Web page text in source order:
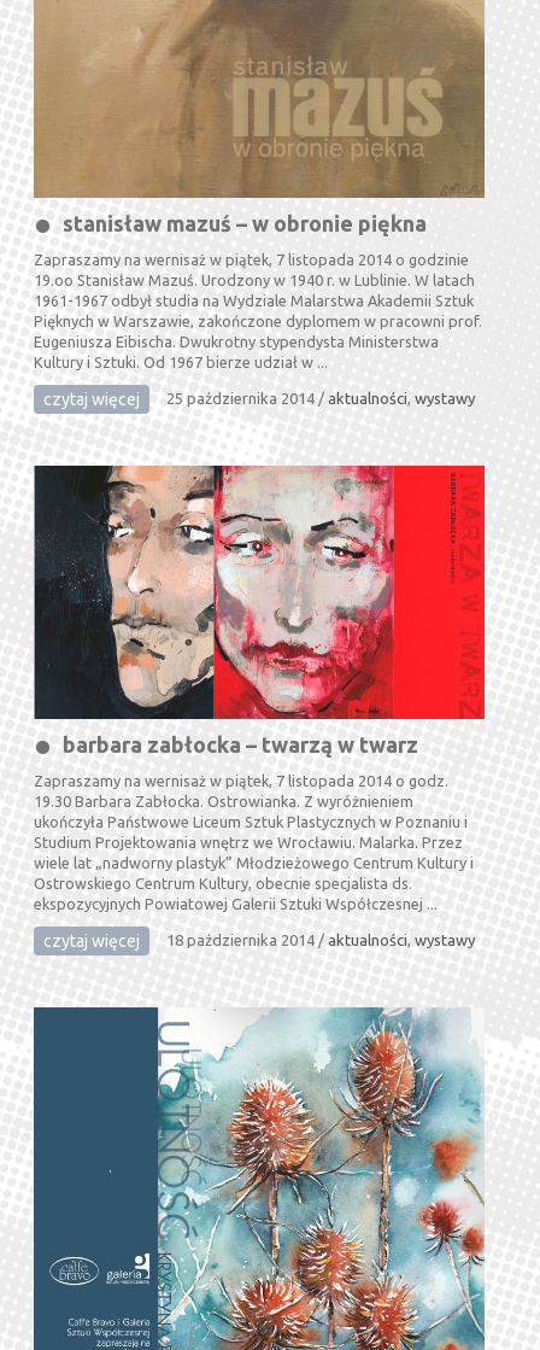
stanisław mazuś – w obronie piękna
Zapraszamy na wernisaż w piątek, 7 listopada 2014 o godzinie
19.oo Stanisław Mazuś. Urodzony w 1940 r. w Lublinie. W latach
1961-1967 odbył studia na Wydziale Malarstwa Akademii Sztuk
Pięknych w Warszawie, zakończone dyplomem w pracowni prof.
Eugeniusza Eibischa. Dwukrotny stypendysta Ministerstwa
Kultury i Sztuki. Od 1967 bierze udział w ...
czytaj więcej 25 października 2014 / aktualności, wystawy
barbara zabłocka – twarzą w twarz
Zapraszamy na wernisaż w piątek, 7 listopada 2014 o godz.
19.30 Barbara Zabłocka. Ostrowianka. Z wyróżnieniem
ukończyła Państwowe Liceum Sztuk Plastycznych w Poznaniu i
Studium Projektowania wnętrz we Wrocławiu. Malarka. Przez
wiele lat „nadworny plastyk” Młodzieżowego Centrum Kultury i
Ostrowskiego Centrum Kultury, obecnie specjalista ds.
ekspozycyjnych Powiatowej Galerii Sztuki Współczesnej ...
czytaj więcej 18 października 2014 / aktualności wystawy